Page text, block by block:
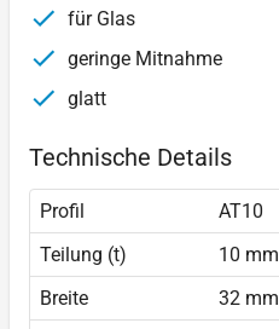
für Glas
geringe Mitnahme
glatt
Technische Details
Profil
AT10
Teilung (t)
10 mm
Breite
32 mm